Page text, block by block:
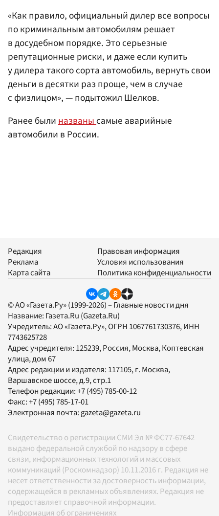
«Как правило, официальный дилер все вопросы
по криминальным автомобилям решает
в досудебном порядке. Это серьезные
репутационные риски, и даже если купить
у дилера такого сорта автомобиль, вернуть свои
деньги в десятки раз проще, чем в случае
с физлицом», — подытожил Шелков.
Ранее былиназванысамые аварийные
автомобили в России.
Редакция
Реклама
Карта сайта
Правовая информация
Условия использования
Политика конфиденциальности
© АО «Газета.Ру» (1999-2026) – Главные новости дня
Название: Газета.Ru (Gazeta.Ru)
Учредитель:АО «Газета.Ру», ОГРН 1067761730376, ИНН
7743625728
Адрес учредителя: 125239, Россия, Москва, Коптевская
улица, дом 67
Адрес редакции и издателя: 117105, г. Москва,
Варшавское шоссе, д.9, стр.1
Телефон редакции:+7 (495) 785-00-12
Факс:+7 (495) 785-17-01
Электронная почта:gazeta@gazeta.ru
Свидетельство о регистрации СМИ Эл № ФС77-67642
выдано федеральной службой по надзору в сфере
связи, информационных технологий и массовых
коммуникаций (Роскомнадзор) 10.11.2016 г. Редакция не
несет ответственности за достоверность информации,
содержащейся в рекламных объявлениях. Редакция не
предоставляет справочной информации.
Информация об ограничениях